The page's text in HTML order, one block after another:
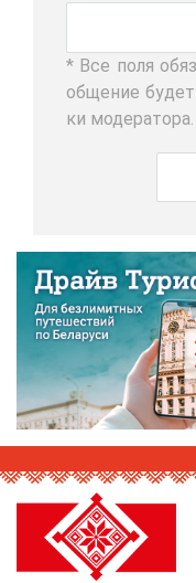
* Все по­ля
об­ще­ние
ки мо­де­ра­то­ра.